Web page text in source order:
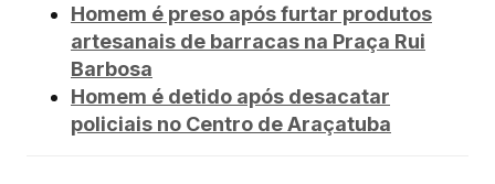
Homem é preso após furtar produtos
artesanais de barracas na Praça Rui
Barbosa
Homem é detido após desacatar
policiais no Centro de Araçatuba